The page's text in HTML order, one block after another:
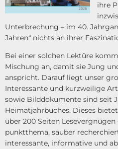
ihre
Unterbrechung – im 40.
Jahren“ nichts an ihrer
Bei einer solchen Lektüre
Mischung an, damit sie Jung
anspricht. Darauf liegt unser
Interessante und kurzweilige
sowie Bilddokumente sind seit
Heimatjahrbuches. Dieses
über 200 Seiten
punktthema, sauber
interessante, informative und